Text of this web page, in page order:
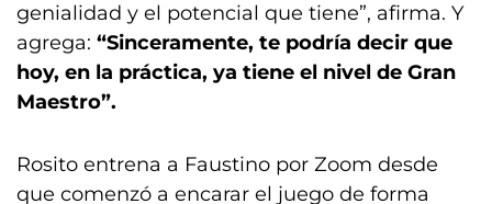
genialidad y el potencial que tiene”, afirma. Y
agrega: “Sinceramente, te podría decir que
hoy, en la práctica, ya tiene el nivel de Gran
Maestro”.
Rosito entrena a Faustino por Zoom desde
que comenzó a encarar el juego de forma